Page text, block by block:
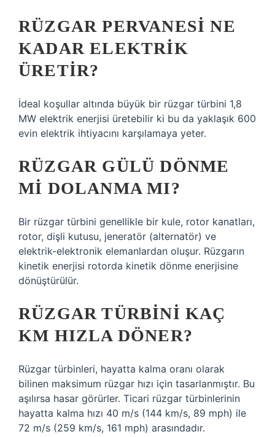
RÜZGAR PERVANESI NE
KADAR ELEKTRIK
ÜRETIR?
İdeal koşullar altında büyük bir rüzgar türbini 1,8
MW elektrik enerjisi üretebilir ki bu da yaklaşık 600
evin elektrik ihtiyacını karşılamaya yeter.
RÜZGAR GÜLÜ DÖNME
MI DOLANMA MI?
Bir rüzgar türbini genellikle bir kule, rotor kanatları,
rotor, dişli kutusu, jeneratör (alternatör) ve
elektrik-elektronik elemanlardan oluşur. Rüzgarın
kinetik enerjisi rotorda kinetik dönme enerjisine
dönüştürülür.
RÜZGAR TÜRBINI KAÇ
KM HIZLA DÖNER?
Rüzgar türbinleri, hayatta kalma oranı olarak
bilinen maksimum rüzgar hızı için tasarlanmıştır. Bu
aşılırsa hasar görürler. Ticari rüzgar türbinlerinin
hayatta kalma hızı 40 m/s (144 km/s, 89 mph) ile
72 m/s (259 km/s, 161 mph) arasındadır.